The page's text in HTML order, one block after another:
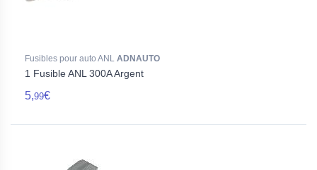
Fusibles pour auto ANL ADNAUTO
1 Fusible ANL 300A Argent
5,99€